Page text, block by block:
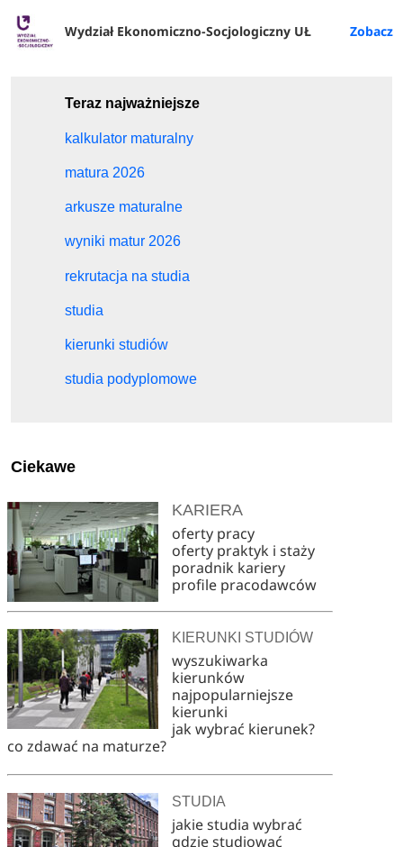
Wydział Ekonomiczno-Socjologiczny UŁ
Teraz najważniejsze
kalkulator maturalny
matura 2026
arkusze maturalne
wyniki matur 2026
rekrutacja na studia
studia
kierunki studiów
studia podyplomowe
Ciekawe
KARIERA
oferty pracy
oferty praktyk i staży
poradnik kariery
profile pracodawców
KIERUNKI STUDIÓW
wyszukiwarka
kierunków
najpopularniejsze
kierunki
jak wybrać kierunek?
co zdawać na maturze?
STUDIA
jakie studia wybrać
gdzie studiować